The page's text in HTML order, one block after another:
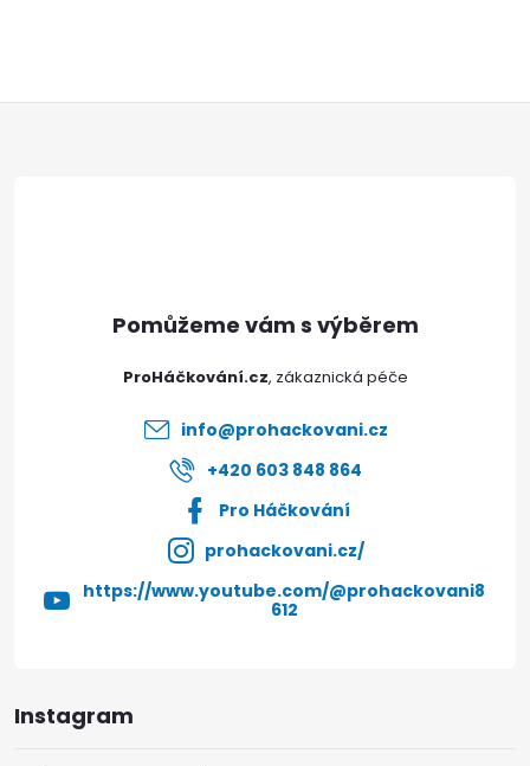
Instagram
ProHáčkování.cz
info@prohackovani.cz
+420 603 848 864
Pro Háčkování
prohackovani.cz/
https://www.youtube.com/@prohackovani8
612